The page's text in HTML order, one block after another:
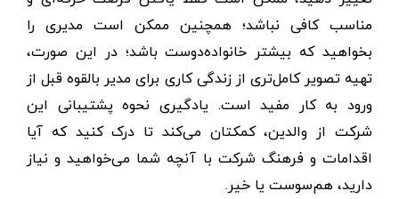
مناسب کافی نباشد؛ همچنین ممکن است مدیری را
بخواهید که بیشتر خانواده‌دوست باشد؛ در این صورت،
تهیه تصویر کامل‌تری از زندگی کاری برای مدیر بالقوه قبل از
ورود به کار مفید است. یادگیری نحوه پشتیبانی این
شرکت از والدین، کمکتان می‌کند تا درک کنید که آیا
اقدامات و فرهنگ شرکت با آنچه شما می‌خواهید و نیاز
دارید، هم‌سوست یا خیر.